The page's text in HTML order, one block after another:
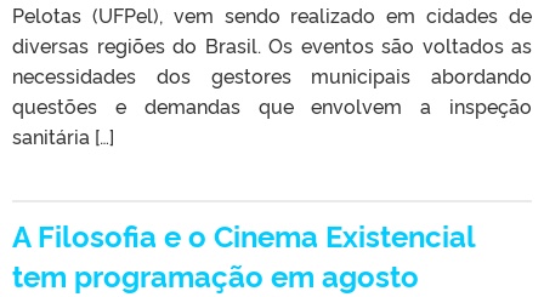
Pelotas (UFPel), vem sendo realizado em cidades de
diversas regiões do Brasil. Os eventos são voltados as
necessidades dos gestores municipais abordando
questões e demandas que envolvem a inspeção
sanitária […]
A Filosofia e o Cinema Existencial
tem programação em agosto